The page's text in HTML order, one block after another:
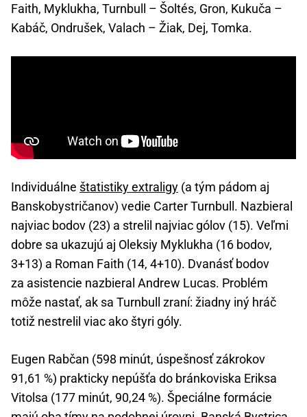
Faith, Myklukha, Turnbull – Šoltés, Gron, Kukuča –
Kabáč, Ondrušek, Valach – Žiak, Dej, Tomka.
Individuálne štatistiky extraligy (a tým pádom aj
Banskobystričanov) vedie Carter Turnbull. Nazbieral
najviac bodov (23) a strelil najviac gólov (15). Veľmi
dobre sa ukazujú aj Oleksiy Myklukha (16 bodov,
3+13) a Roman Faith (14, 4+10). Dvanásť bodov
za asistencie nazbieral Andrew Lucas. Problém
môže nastať, ak sa Turnbull zraní: žiadny iný hráč
totiž nestrelil viac ako štyri góly.
Eugen Rabčan (598 minút, úspešnosť zákrokov
91,61 %) prakticky nepúšťa do bránkoviska Eriksa
Vitolsa (177 minút, 90,24 %). Špeciálne formácie